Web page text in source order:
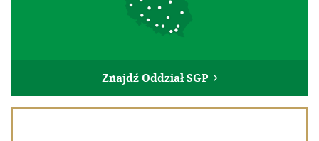
Znajdź Oddział SGP 